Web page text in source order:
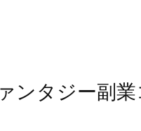
ンタジー副